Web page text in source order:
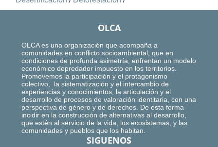
OLCA
OLCA es una organización que acompaña a
comunidades en conflicto socioambiental, que en
condiciones de profunda asimetría, enfrentan un modelo
económico depredador impuesto en los territorios.
Promovemos la participación y el protagonismo
colectivo, la sistematización y el intercambio de
experiencias y conocimientos, la articulación y el
desarrollo de procesos de valoración identitaria, con una
perspectiva de género y de derechos. De esta forma
incidir en la construcción de alternativas al desarrollo,
que estén al servicio de la vida, los ecosistemas, y las
comunidades y pueblos que los habitan.
SIGUENOS